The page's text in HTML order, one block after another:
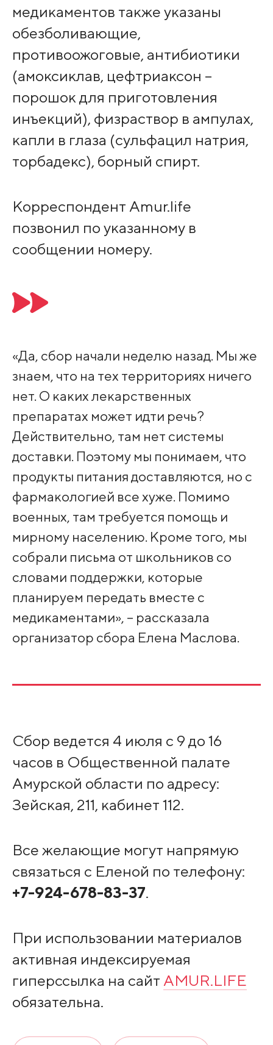
медикаментов также указаны
обезболивающие,
противоожоговые, антибиотики
(амоксиклав, цефтриаксон –
порошок для приготовления
инъекций), физраствор в ампулах,
капли в глаза (сульфацил натрия,
торбадекс), борный спирт.
Корреспондент Amur.life
позвонил по указанному в
сообщении номеру.
«Да, сбор начали неделю назад. Мы же
знаем, что на тех территориях ничего
нет. О каких лекарственных
препаратах может идти речь?
Действительно, там нет системы
доставки. Поэтому мы понимаем, что
продукты питания доставляются, но с
фармакологией все хуже. Помимо
военных, там требуется помощь и
мирному населению. Кроме того, мы
собрали письма от школьников со
словами поддержки, которые
планируем передать вместе с
медикаментами», – рассказала
организатор сбора Елена Маслова.
Cбор ведется 4 июля с 9 до 16
часов в Общественной палате
Амурской области по адресу:
Зейская, 211, кабинет 112.
Все желающие могут напрямую
связаться с Еленой по телефону:
+7-924-678-83-37.
При использовании материалов
активная индексируемая
гиперссылка на сайт AMUR.LIFE
обязательна.